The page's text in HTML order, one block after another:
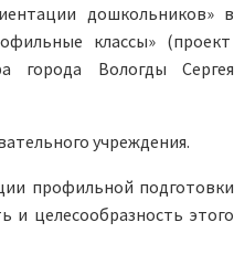
дошкольников» в
классы» (проект
города Вологды Сергея
учреждения.
профильной подготовки
и целесообразность этого